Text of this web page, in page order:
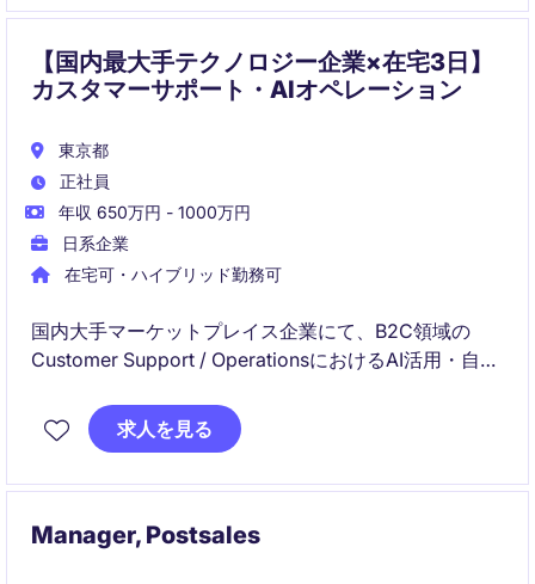
【国内最大手テクノロジー企業×在宅3日】
カスタマーサポート・AIオペレーション
東京都
正社員
年収 650万円 - 1000万円
日系企業
在宅可・ハイブリッド勤務可
国内大手マーケットプレイス企業にて、B2C領域の
Customer Support / OperationsにおけるAI活用・自動
す。
チャットボット、Virtual Agent、問い合わせデータ分
求人を見る
Manager, Postsales